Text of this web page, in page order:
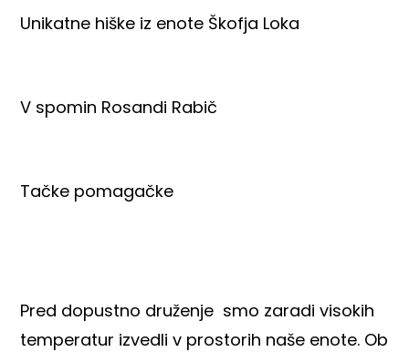
Unikatne hiške iz enote Škofja Loka
V spomin Rosandi Rabič
Tačke pomagačke
Pred dopustno druženje smo zaradi visokih
temperatur izvedli v prostorih naše enote. Ob